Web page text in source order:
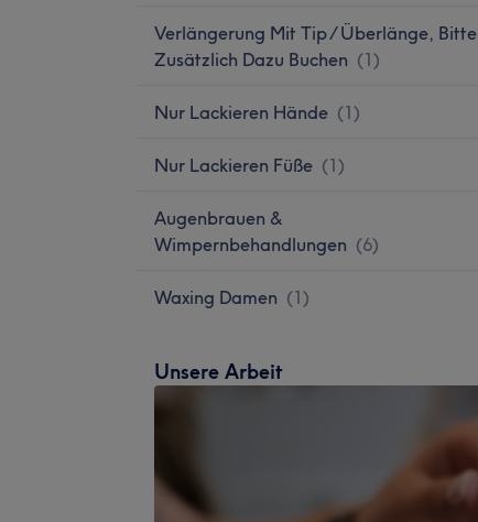
Verlängerung Mit Tip / Überlänge, Bitte
Zusätzlich Dazu Buchen (1)
Nur Lackieren Hände (1)
Nur Lackieren Füße (1)
Augenbrauen &
Wimpernbehandlungen (6)
Waxing Damen (1)
Unsere Arbeit